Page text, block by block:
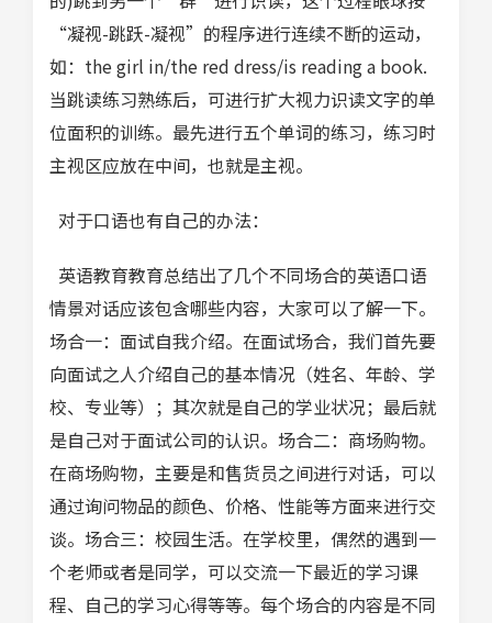
“凝视-跳跃-凝视”的程序进行连续不断的运动，
如：the girl in/the red dress/is reading a book.
当跳读练习熟练后，可进行扩大视力识读文字的单
位面积的训练。最先进行五个单词的练习，练习时
主视区应放在中间，也就是主视。
对于口语也有自己的办法：
英语教育教育总结出了几个不同场合的英语口语
情景对话应该包含哪些内容，大家可以了解一下。
场合一：面试自我介绍。在面试场合，我们首先要
向面试之人介绍自己的基本情况（姓名、年龄、学
校、专业等）；其次就是自己的学业状况；最后就
是自己对于面试公司的认识。场合二：商场购物。
在商场购物，主要是和售货员之间进行对话，可以
通过询问物品的颜色、价格、性能等方面来进行交
谈。场合三：校园生活。在学校里，偶然的遇到一
个老师或者是同学，可以交流一下最近的学习课
程、自己的学习心得等等。每个场合的内容是不同